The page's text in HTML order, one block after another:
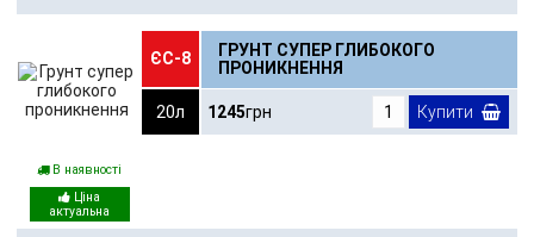
В наявності
ЄС-8
ГРУНТ СУПЕР ГЛИБОКОГО
ПРОНИКНЕННЯ
20л 1245грн Купити